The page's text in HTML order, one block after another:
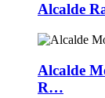
Alcalde
Alcalde
R…